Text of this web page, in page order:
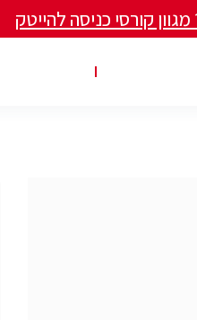
קורסי כניסה להייטק